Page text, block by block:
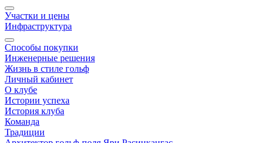
Участки и цены
Инфраструктура
Способы покупки
Инженерные решения
Жизнь в стиле гольф
Личный кабинет
О клубе
Истории успеха
История клуба
Команда
Традиции